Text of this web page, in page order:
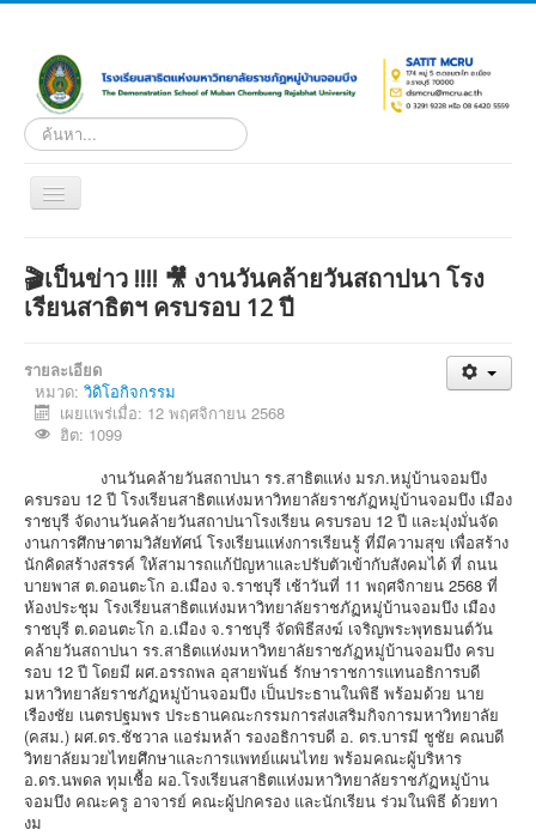
ค้นหา...
Toggle
เกี่ยวกับโรงเรียน
ดาวน์โหลด
ระบบผลการเรียนออนไลน์
เอกสารเผยแพร่
รับสมัครนักเรียนใหม่
ติดต่อ
Facebook
Youtube
LINE
ถาม-ตอบ(Q&A)
🎬เป็นข่าว !!!! 🎥 งานวันคล้ายวันสถาปนา โรง
เรียนสาธิตฯ ครบรอบ 12 ปี
รายละเอียด
หมวด: วิดิโอกิจกรรม
เผยแพร่เมื่อ: 12 พฤศจิกายน 2568
ฮิต: 1099
งานวันคล้ายวันสถาปนา รร.สาธิตแห่ง มรภ.หมู่บ้านจอมบึง
ครบรอบ 12 ปี โรงเรียนสาธิตแห่งมหาวิทยาลัยราชภัฏหมู่บ้านจอมบึง เมือง
ราชบุรี จัดงานวันคล้ายวันสถาปนาโรงเรียน ครบรอบ 12 ปี และมุ่งมั่นจัด
งานการศึกษาตามวิสัยทัศน์ โรงเรียนแห่งการเรียนรู้ ที่มีความสุข เพื่อสร้าง
นักคิดสร้างสรรค์ ให้สามารถแก้ปัญหาและปรับตัวเข้ากับสังคมได้ ที่ ถนน
บายพาส ต.ดอนตะโก อ.เมือง จ.ราชบุรี เช้าวันที่ 11 พฤศจิกายน 2568 ที่
ห้องประชุม โรงเรียนสาธิตแห่งมหาวิทยาลัยราชภัฏหมู่บ้านจอมบึง เมือง
ราชบุรี ต.ดอนตะโก อ.เมือง จ.ราชบุรี จัดพิธีสงฆ์ เจริญพระพุทธมนต์วัน
คล้ายวันสถาปนา รร.สาธิตแห่งมหาวิทยาลัยราชภัฏหมู่บ้านจอมบึง ครบ
รอบ 12 ปี โดยมี ผศ.อรรถพล อุสายพันธ์ รักษาราชการแทนอธิการบดี
มหาวิทยาลัยราชภัฏหมู่บ้านจอมบึง เป็นประธานในพิธี พร้อมด้วย นาย
เรืองชัย เนตรปฐมพร ประธานคณะกรรมการส่งเสริมกิจการมหาวิทยาลัย
(คสม.) ผศ.ดร.ชัชวาล แอร่มหล้า รองอธิการบดี อ. ดร.บารมี ชูชัย คณบดี
วิทยาลัยมวยไทยศึกษาและการแพทย์แผนไทย พร้อมคณะผู้บริหาร
อ.ดร.นพดล ทุมเชื้อ ผอ.โรงเรียนสาธิตแห่งมหาวิทยาลัยราชภัฏหมู่บ้าน
จอมบึง คณะครู อาจารย์ คณะผู้ปกครอง และนักเรียน ร่วมในพิธี ด้วยทา
งม